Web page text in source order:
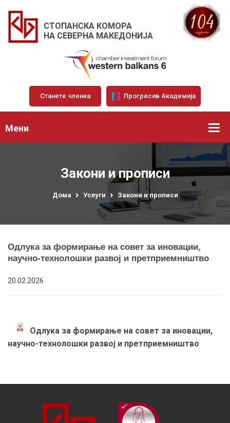
СТОПАНСКА КОМОРА
НА СЕВЕРНА МАКЕДОНИЈА
Станете членка Прогресив Академија
Мени
Закони и прописи
Дома Услуги Закони и прописи
Одлука за формирање на совет за иновации,
научно-технолошки развој и претприемништво
20.02.2026
Одлука за формирање на совет за иновации,
научно-технолошки развој и претприемништво